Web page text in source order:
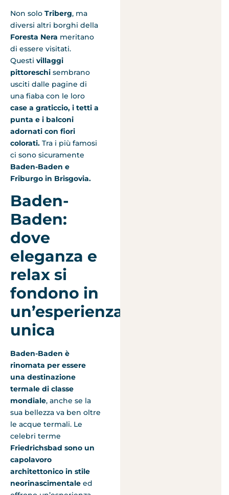
Non solo Triberg, ma
diversi altri borghi della
Foresta Nera meritano
di essere visitati.
Questi villaggi
pittoreschi sembrano
usciti dalle pagine di
una fiaba con le loro
case a graticcio, i tetti a
punta e i balconi
adornati con fiori
colorati. Tra i più famosi
ci sono sicuramente
Baden-Baden e
Friburgo in Brisgovia.
Baden-
Baden:
dove
eleganza e
relax si
fondono in
un’esperienza
unica
Baden-Baden è
rinomata per essere
una destinazione
termale di classe
mondiale, anche se la
sua bellezza va ben oltre
le acque termali. Le
celebri terme
Friedrichsbad sono un
capolavoro
architettonico in stile
neorinascimentale ed